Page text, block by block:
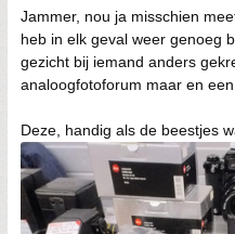
Jammer, nou ja misschien
heb in elk geval weer genoeg
gezicht bij iemand anders
analoogfotoforum maar en
Deze, handig als de beestjes